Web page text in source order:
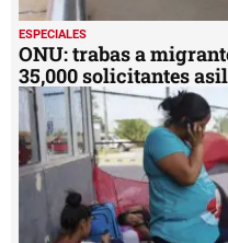
ESPECIALES
ONU: trabas a
35,000 solicitantes